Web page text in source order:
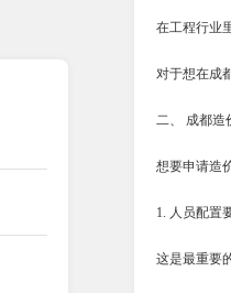
在工程行业
对于想在成
二、 成都造
想要申请造
1. 人员配置
这是最重要